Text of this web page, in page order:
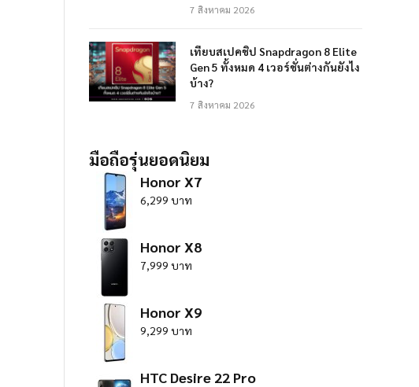
7 สิงหาคม 2026
เทียบสเปคชิป Snapdragon 8 Elite
Gen 5 ทั้งหมด 4 เวอร์ชั่นต่างกันยังไง
บ้าง?
7 สิงหาคม 2026
มือถือรุ่นยอดนิยม
Honor X7
6,299 บาท
Honor X8
7,999 บาท
Honor X9
9,299 บาท
HTC Desire 22 Pro